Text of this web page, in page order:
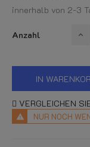
innerhalb von 2-3
Anzahl
IN
VERGLEICHEN
NUR NOCH